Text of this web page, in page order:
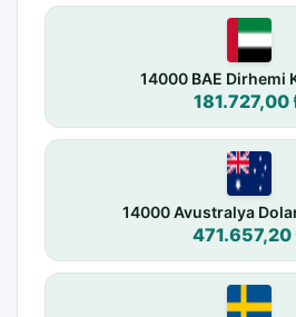
14000 BAE Dirhemi
181.727,00
14000 Avustralya
471.657,20